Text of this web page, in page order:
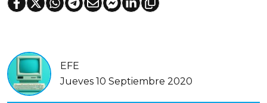
EFE
Jueves 10 Septiembre 2020